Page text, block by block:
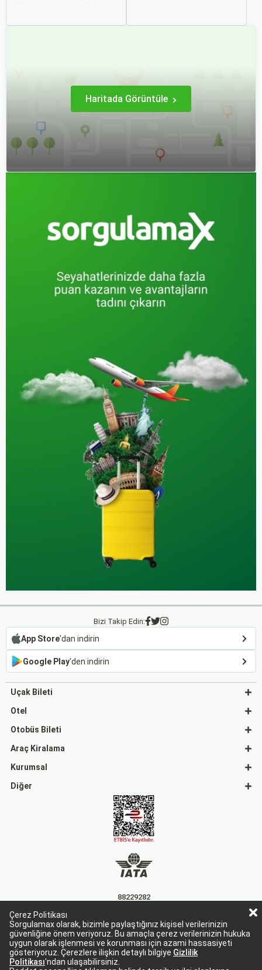
Çerez Politikası
Sorgulamax olarak, bizimle paylaştığınız kişisel verilerinizin
güvenliğine önem veriyoruz. Bu amaçla çerez verilerinizin hukuka
uygun olarak işlenmesi ve korunması için azami hassasiyeti
gösteriyoruz. Çerezlere ilişkin detaylı bilgiye Gizlilik
Politikası'ndan ulaşabilirsiniz.
Haritada Görüntüle
Bizi Takip Edin:
App Store'dan indirin
Google Play'den indirin
Uçak Bileti
Otel
Otobüs Bileti
Araç Kiralama
Kurumsal
Diğer
88229282
15863